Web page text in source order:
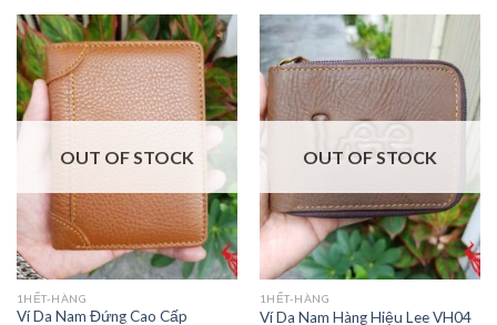
OUT OF STOCK
1HẾT-HÀNG
Ví Da Nam Đứng Cao Cấp
OUT OF STOCK
1HẾT-HÀNG
Ví Da Nam Hàng Hiệu Lee VH04